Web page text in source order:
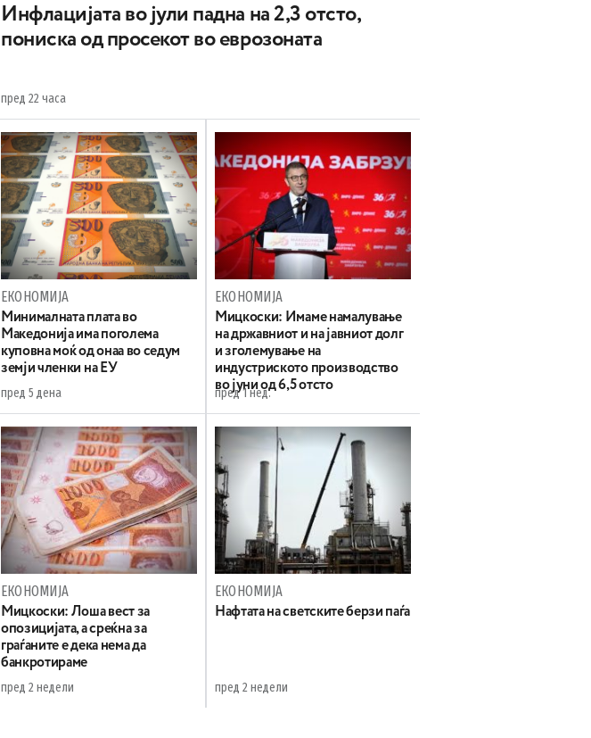
Инфлацијата во јули падна на 2,3 отсто,
пониска од просекот во еврозоната
пред 22 часа
ЕКОНОМИЈА
Минималната плата во
Македонија има поголема
куповна моќ од онаа во седум
земји членки на ЕУ
пред 5 дена
ЕКОНОМИЈА
Mицкоски: Имаме намалување
на државниот и на јавниот долг
и зголемување на
индустриското производство
во јуни од 6,5 отсто
пред 1 нед.
ЕКОНОМИЈА
Мицкоски: Лоша вест за
опозицијата, а среќна за
граѓаните е дека нема да
банкротираме
пред 2 недели
ЕКОНОМИЈА
Нафтата на светските берзи паѓа
пред 2 недели